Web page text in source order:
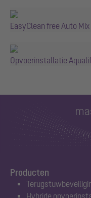
EasyClean free Auto Mix
Opvoerinstallatie
Producten
Hybride